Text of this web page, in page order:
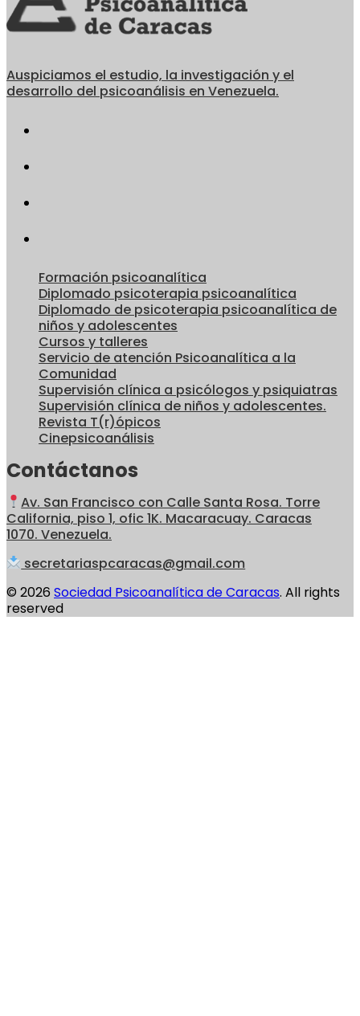
Auspiciamos el estudio, la investigación y el
desarrollo del psicoanálisis en Venezuela.
Formación psicoanalítica
Diplomado psicoterapia psicoanalítica
Diplomado de psicoterapia psicoanalítica de
niños y adolescentes
Cursos y talleres
Servicio de atención Psicoanalítica a la
Comunidad
Supervisión clínica a psicólogos y psiquiatras
Supervisión clínica de niños y adolescentes.
Revista T(r)ópicos
Cinepsicoanálisis
Contáctanos
Av. San Francisco con Calle Santa Rosa. Torre
California, piso 1, ofic 1K. Macaracuay. Caracas
1070. Venezuela.
secretariaspcaracas@gmail.com
© 2026 Sociedad Psicoanalítica de Caracas. All rights
reserved